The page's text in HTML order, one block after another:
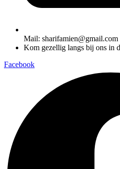
Mail: sharifamien@gmail.com
Kom gezellig langs bij ons in
Facebook